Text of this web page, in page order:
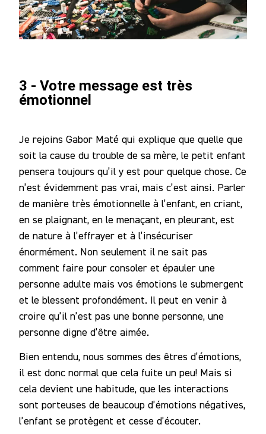
3 - Votre message est très
émotionnel
Je rejoins Gabor Maté qui explique que quelle que
soit la cause du trouble de sa mère, le petit enfant
pensera toujours qu’il y est pour quelque chose. Ce
n’est évidemment pas vrai, mais c’est ainsi. Parler
de manière très émotionnelle à l’enfant, en criant,
en se plaignant, en le menaçant, en pleurant, est
de nature à l’effrayer et à l’insécuriser
énormément. Non seulement il ne sait pas
comment faire pour consoler et épauler une
personne adulte mais vos émotions le submergent
et le blessent profondément. Il peut en venir à
croire qu’il n’est pas une bonne personne, une
personne digne d’être aimée.
Bien entendu, nous sommes des êtres d’émotions,
il est donc normal que cela fuite un peu! Mais si
cela devient une habitude, que les interactions
sont porteuses de beaucoup d’émotions négatives,
l’enfant se protègent et cesse d’écouter.